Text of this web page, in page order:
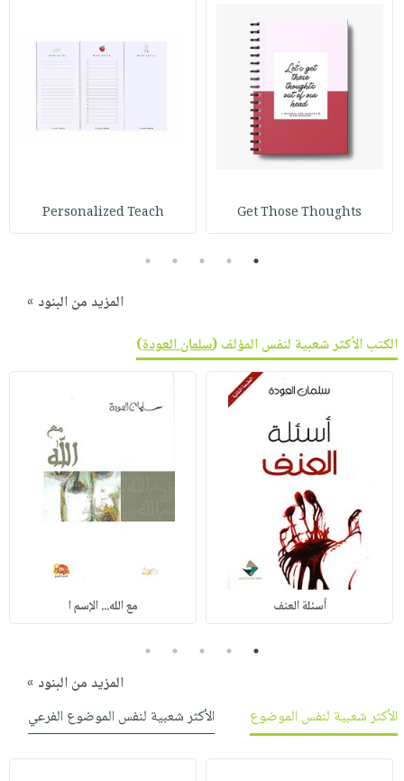
Get Those Thoughts
Personalized Teach
1
2
3
4
5
المزيد من البنود »
الكتب الأكثر شعبية لنفس المؤلف (سلمان العودة)
أسئلة العنف مع الله... الإسم ا
1
2
3
4
5
المزيد من البنود »
الأكثر شعبية لنفس الموضوع
الأكثر شعبية لنفس الموضوع الفرعي